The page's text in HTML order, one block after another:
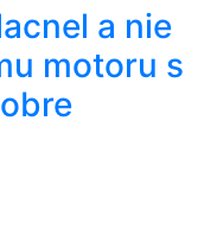
a nie
motoru s